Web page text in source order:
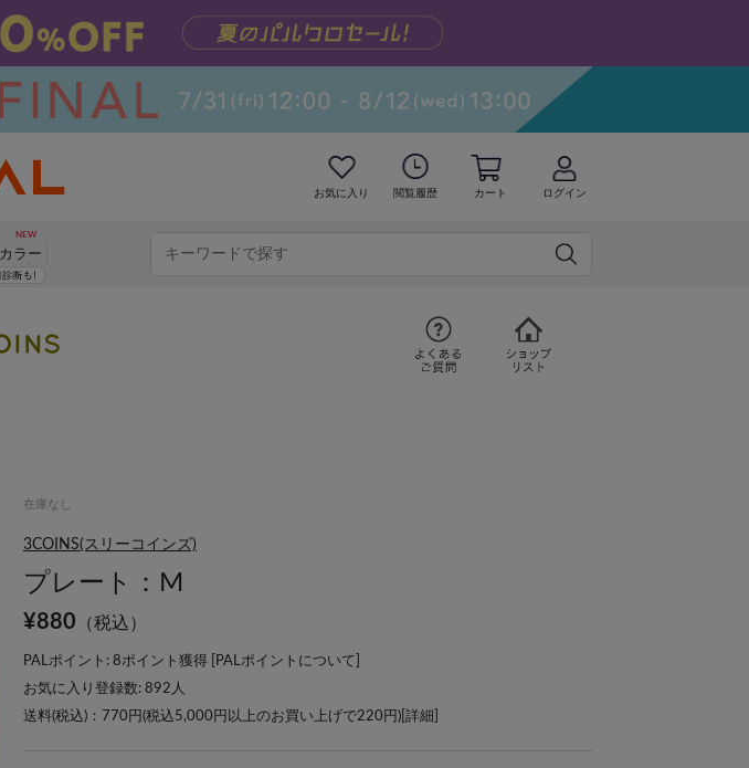
お気に入り 閲覧履歴 カート ログイン
カラー
在庫なし
3COINS(スリーコインズ)
プレート：M
¥880 （税込）
PALポイント: 8ポイント獲得 [ PALポイントについて
お気に入り登録数: 892 人
送料(税込)：770円(税込5,000円以上のお買い上げで220円)[ 詳細